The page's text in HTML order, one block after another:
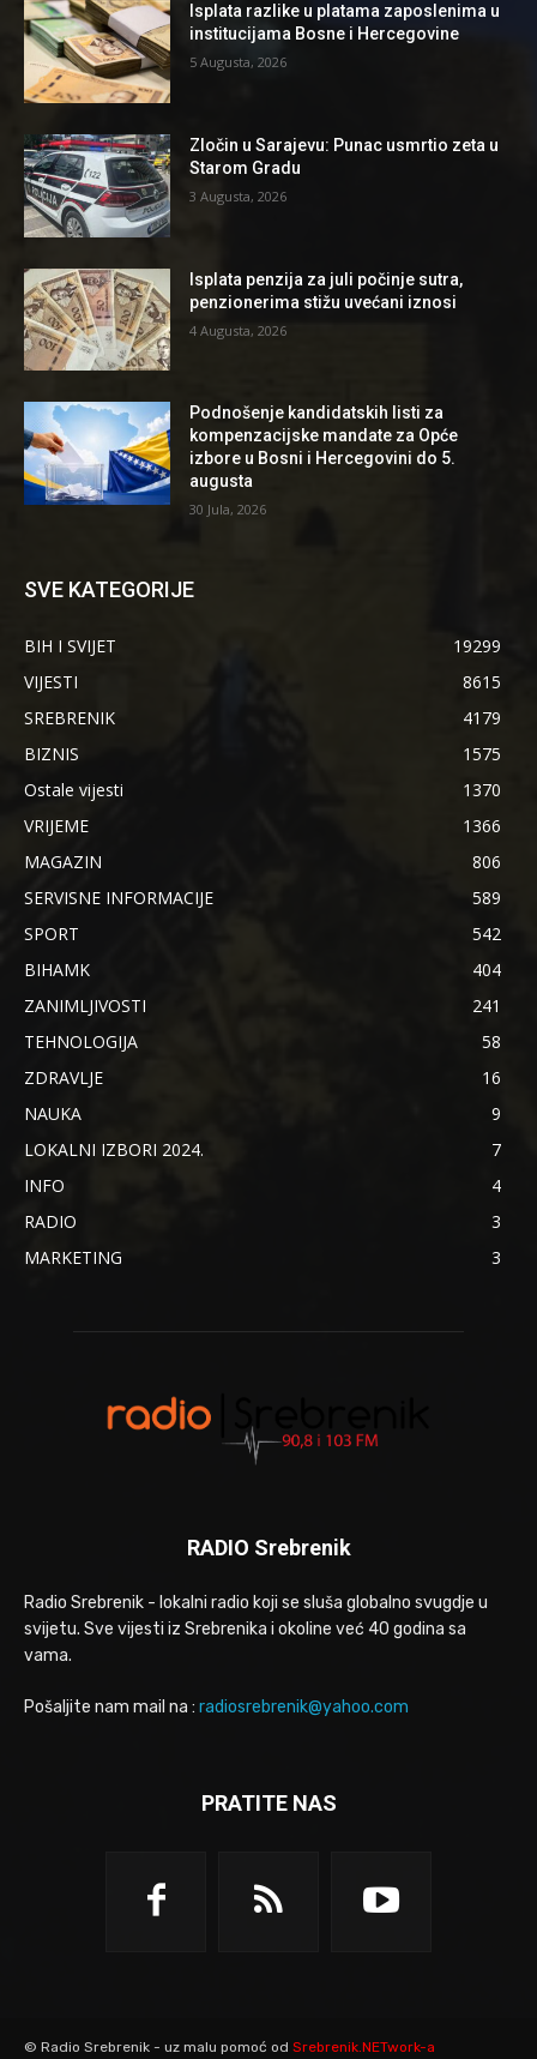
Isplata razlike u platama zaposlenima u
institucijama Bosne i Hercegovine
5 Augusta, 2026
Zločin u Sarajevu: Punac usmrtio zeta u
Starom Gradu
3 Augusta, 2026
Isplata penzija za juli počinje sutra,
penzionerima stižu uvećani iznosi
4 Augusta, 2026
Podnošenje kandidatskih listi za
kompenzacijske mandate za Opće
izbore u Bosni i Hercegovini do 5.
augusta
30 Jula, 2026
SVE KATEGORIJE
BIH I SVIJET
19299
VIJESTI
8615
SREBRENIK
4179
BIZNIS
1575
Ostale vijesti
1370
VRIJEME
1366
MAGAZIN
806
SERVISNE INFORMACIJE
589
SPORT
542
BIHAMK
404
ZANIMLJIVOSTI
241
TEHNOLOGIJA
58
ZDRAVLJE
16
NAUKA
9
LOKALNI IZBORI 2024.
7
INFO
4
RADIO
3
MARKETING
3
RADIO Srebrenik
Radio Srebrenik - lokalni radio koji se sluša globalno svugdje u
svijetu. Sve vijesti iz Srebrenika i okoline već 40 godina sa
vama.
Pošaljite nam mail na : radiosrebrenik@yahoo.com
PRATITE NAS
© Radio Srebrenik - uz malu pomoć od Srebrenik.NETwork-a